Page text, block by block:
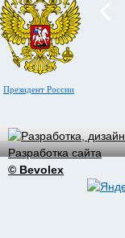
Президент России
Разработка сайта
© Bevolex